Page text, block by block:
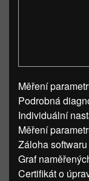
Měření
Podrobná
Individuální
Měření
Záloha
Graf
Certifikát o